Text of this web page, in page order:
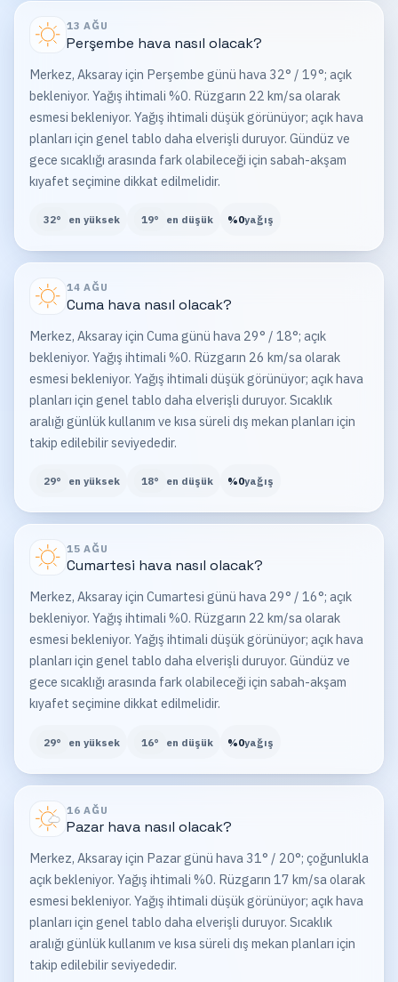
13 AĞU
Perşembe hava nasıl olacak?
Merkez, Aksaray için Perşembe günü hava 32° / 19°; açık
bekleniyor. Yağış ihtimali %0. Rüzgarın 22 km/sa olarak
esmesi bekleniyor. Yağış ihtimali düşük görünüyor; açık hava
planları için genel tablo daha elverişli duruyor. Gündüz ve
gece sıcaklığı arasında fark olabileceği için sabah-akşam
kıyafet seçimine dikkat edilmelidir.
32° en yüksek 19° en düşük %0yağış
14 AĞU
Cumahava nasıl olacak?
Merkez, Aksaray için Cuma günü hava 29° / 18°; açık
bekleniyor. Yağış ihtimali %0. Rüzgarın 26 km/sa olarak
esmesi bekleniyor. Yağış ihtimali düşük görünüyor; açık hava
planları için genel tablo daha elverişli duruyor. Sıcaklık
aralığı günlük kullanım ve kısa süreli dış mekan planları için
takip edilebilir seviyededir.
29° en yüksek 18° en düşük %0yağış
15 AĞU
Cumartesi hava nasıl olacak?
Merkez, Aksaray için Cumartesi günü hava 29° / 16°; açık
bekleniyor. Yağış ihtimali %0. Rüzgarın 22 km/sa olarak
esmesi bekleniyor. Yağış ihtimali düşük görünüyor; açık hava
planları için genel tablo daha elverişli duruyor. Gündüz ve
gece sıcaklığı arasında fark olabileceği için sabah-akşam
kıyafet seçimine dikkat edilmelidir.
29° en yüksek 16° en düşük %0yağış
16 AĞU
Pazarhava nasıl olacak?
Merkez, Aksaray için Pazar günü hava 31° / 20°; çoğunlukla
açık bekleniyor. Yağış ihtimali %0. Rüzgarın 17 km/sa olarak
esmesi bekleniyor. Yağış ihtimali düşük görünüyor; açık hava
planları için genel tablo daha elverişli duruyor. Sıcaklık
aralığı günlük kullanım ve kısa süreli dış mekan planları için
takip edilebilir seviyededir.